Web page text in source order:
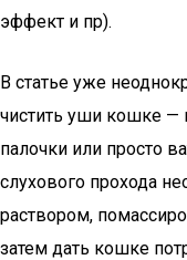
эффект и пр).
В статье уже
чистить уши кошке —
палочки или просто
слухового прохода
раствором,
затем дать кошке